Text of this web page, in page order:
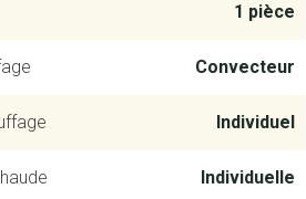
1 pièce
Convecteur
Individuel
Individuelle